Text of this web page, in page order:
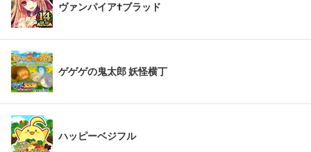
ヴァンパイア†ブラッド
ゲゲゲの鬼太郎 妖怪横丁
ハッピーベジフル